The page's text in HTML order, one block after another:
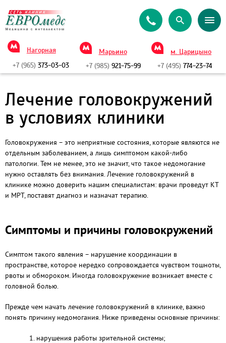
Нагорная
+7 (965) 373-03-03
Марьино
+7 (985)921-75-99
м. Царицыно
+7 (495) 774-23-74
Лечение головокружений
в условиях клиники
Головокружения – это неприятные состояния, которые являются не
отдельным заболеванием, а лишь симптомом какой-либо
патологии. Тем не менее, это не значит, что такое недомогание
нужно оставлять без внимания. Лечение головокружений в
клинике можно доверить нашим специалистам: врачи проведут КТ
и МРТ, поставят диагноз и назначат терапию.
Симптомы и причины головокружений
Симптом такого явления – нарушение координации в
пространстве, которое нередко сопровождается чувством тошноты,
рвоты и обмороком. Иногда головокружение возникает вместе с
головной болью.
Прежде чем начать лечение головокружений в клинике, важно
понять причину недомогания. Ниже приведены основные причины:
1. нарушения работы зрительной системы;